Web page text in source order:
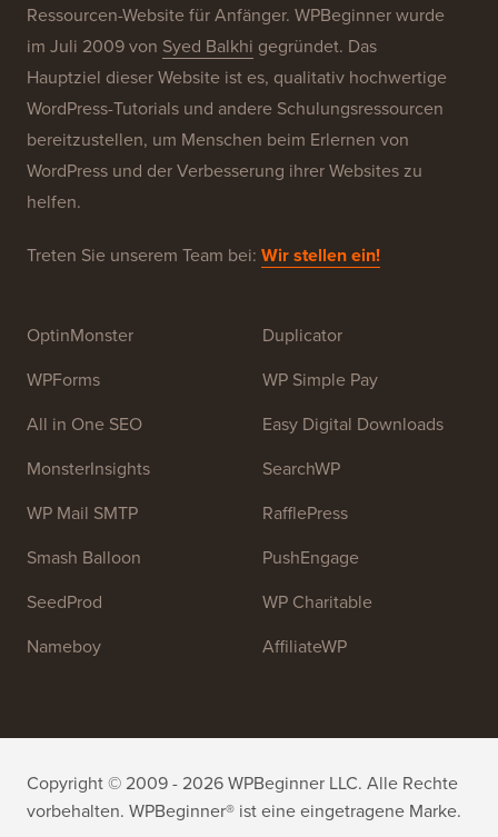
Ressourcen-Website für Anfänger. WPBeginner wurde
im Juli 2009 von Syed Balkhi gegründet. Das
Hauptziel dieser Website ist es, qualitativ hochwertige
WordPress-Tutorials und andere Schulungsressourcen
bereitzustellen, um Menschen beim Erlernen von
WordPress und der Verbesserung ihrer Websites zu
helfen.
Treten Sie unserem Team bei: Wir stellen ein!
OptinMonster
WPForms
All in One SEO
MonsterInsights
WP Mail SMTP
Smash Balloon
SeedProd
Nameboy
Duplicator
WP Simple Pay
Easy Digital Downloads
SearchWP
RafflePress
PushEngage
WP Charitable
AffiliateWP
Copyright © 2009 - 2026 WPBeginner LLC. Alle Rechte
vorbehalten. WPBeginner® ist eine eingetragene Marke.